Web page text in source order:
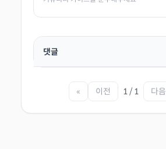
댓글
« 이전 1 / 1 다음